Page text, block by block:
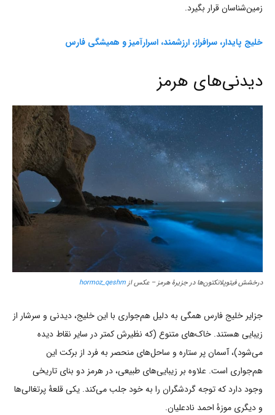
زمین‌شناسان قرار بگیرد.
خلیج پایدار، سرافراز، ارزشمند، اسرارآمیز و همیشگی فارس
دیدنی‌های هرمز
درخشش فیتوپلانکتون‌ها در جزیرۀ هرمز – عکس ازhormoz_qeshm
جزایر خلیج فارس همگی به دلیل هم‌جواری با این خلیج، دیدنی و سرشار از
زیبایی هستند. خاک‌های متنوع (که نظیرش کمتر در سایر نقاط دیده
می‌شود)، آسمان پر ستاره و ساحل‌های منحصر به فرد از برکت این
هم‌جواری است. علاوه بر زیبایی‌های طبیعی، در هرمز دو بنای تاریخی
وجود دارد که توجه گردشگران را به خود جلب می‌کند. یکی قلعۀ پرتغالی‌ها
و دیگری موزۀ احمد نادعلیان.